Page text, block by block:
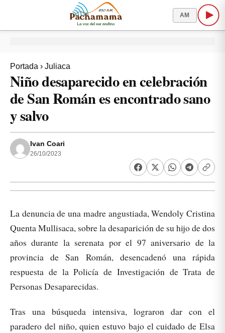
AM
Portada › Juliaca
Niño desaparecido en celebración
de San Román es encontrado sano
y salvo
Ivan Coari
26/10/2023
La denuncia de una madre angustiada, Wendoly Cristina
Quenta Mullisaca, sobre la desaparición de su hijo de dos
años durante la serenata por el 97 aniversario de la
provincia de San Román, desencadenó una rápida
respuesta de la Policía de Investigación de Trata de
Personas Desaparecidas.
Tras una búsqueda intensiva, lograron dar con el
paradero del niño, quien estuvo bajo el cuidado de Elsa